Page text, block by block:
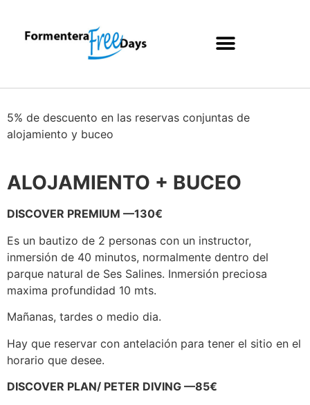
5% de descuento en las reservas conjuntas de
alojamiento y buceo
ALOJAMIENTO + BUCEO
DISCOVER PREMIUM —130€
Es un bautizo de 2 personas con un instructor,
inmersión de 40 minutos, normalmente dentro del
parque natural de Ses Salines. Inmersión preciosa
maxima profundidad 10 mts.
Mañanas, tardes o medio dia.
Hay que reservar con antelación para tener el sitio en el
horario que desee.
DISCOVER PLAN/ PETER DIVING —85€